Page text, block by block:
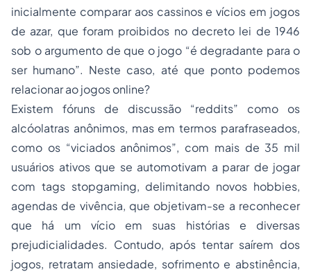
inicialmente comparar aos cassinos e vícios em jogos
de azar, que foram proibidos no decreto lei de 1946
sob o argumento de que o jogo “é degradante para o
ser humano”. Neste caso, até que ponto podemos
relacionar ao jogos online?
Existem fóruns de discussão “reddits” como os
alcóolatras anônimos, mas em termos parafraseados,
como os “viciados anônimos”, com mais de 35 mil
usuários ativos que se automotivam a parar de jogar
com tags stopgaming, delimitando novos hobbies,
agendas de vivência, que objetivam-se a reconhecer
que há um vício em suas histórias e diversas
prejudicialidades. Contudo, após tentar saírem dos
jogos, retratam ansiedade, sofrimento e abstinência,